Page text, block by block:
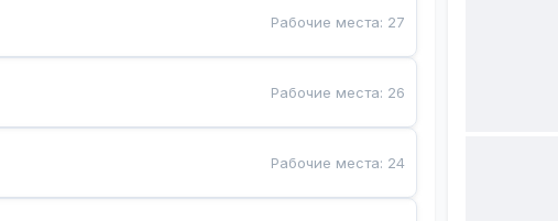
Рабочие места: 27
Рабочие места: 26
Рабочие места: 24